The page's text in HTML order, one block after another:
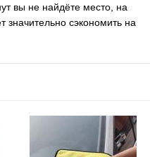
вы не найдёте место, на
сэкономить на